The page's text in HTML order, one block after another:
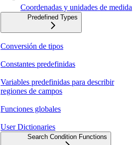
Coordenadas y unidades de medida
Predefined Types
Conversión de tipos
Constantes predefinidas
Variables predefinidas para describir
regiones de campos
Funciones globales
User Dictionaries
Search Condition Functions